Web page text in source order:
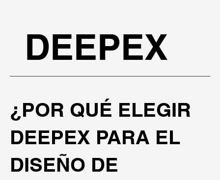
DEEPEX
¿POR QUÉ ELEGIR
DEEPEX PARA EL
DISEÑO DE